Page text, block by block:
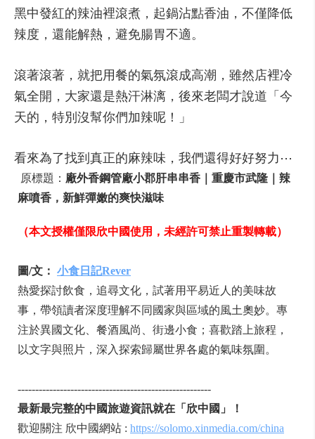
黑中發紅的辣油裡滾煮，起鍋沾點香油，不僅降低
辣度，還能解熱，避免腸胃不適。
滾著滾著，就把用餐的氣氛滾成高潮，雖然店裡冷
氣全開，大家還是熱汗淋漓，後來老闆才說道「今
天的，特別沒幫你們加辣呢！」
看來為了找到真正的麻辣味，我們還得好好努力⋯
原標題： 廠外香鋼管廠小郡肝串串香｜重慶市武隆｜辣
麻噴香，新鮮彈嫩的爽快滋味
（本文授權僅限欣中國使用，未經許可禁止重製轉載）
圖/文： 小食日記Rever
熱愛探討飲食，追尋文化，試著用平易近人的美味故
事，帶領讀者深度理解不同國家與區域的風土奧妙。專
注於異國文化、餐酒風尚、街邊小食；喜歡踏上旅程，
以文字與照片，深入探索歸屬世界各處的氣味氛圍。
-------------------------------------------------------
最新最完整的中國旅遊資訊就在「欣中國」！
歡迎關注 欣中國網站 : https://solomo.xinmedia.com/china